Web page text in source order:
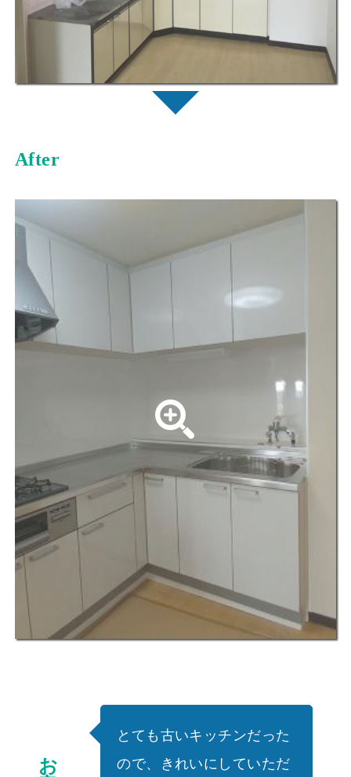
After
お
とても古いキッチンだった
ので、きれいにしていただ